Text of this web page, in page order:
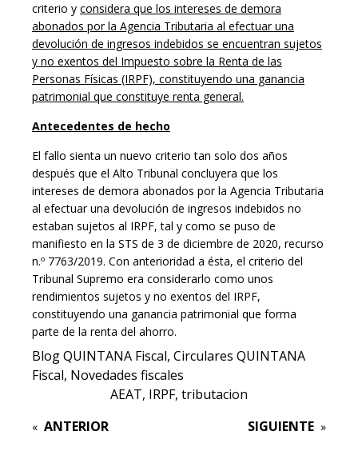
criterio y considera que los intereses de demora
abonados por la Agencia Tributaria al efectuar una
devolución de ingresos indebidos se encuentran sujetos
y no exentos del Impuesto sobre la Renta de las
Personas Físicas (IRPF), constituyendo una ganancia
patrimonial que constituye renta general.
Antecedentes de hecho
El fallo sienta un nuevo criterio tan solo dos años
después que el Alto Tribunal concluyera que los
intereses de demora abonados por la Agencia Tributaria
al efectuar una devolución de ingresos indebidos no
estaban sujetos al IRPF, tal y como se puso de
manifiesto en la STS de 3 de diciembre de 2020, recurso
n.º 7763/2019. Con anterioridad a ésta, el criterio del
Tribunal Supremo era considerarlo como unos
rendimientos sujetos y no exentos del IRPF,
constituyendo una ganancia patrimonial que forma
parte de la renta del ahorro.
Blog QUINTANA Fiscal, Circulares QUINTANA
Fiscal, Novedades fiscales
AEAT, IRPF, tributacion
« ANTERIOR SIGUIENTE »